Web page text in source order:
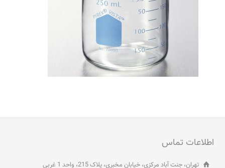
اطلاعات تماس
تهران، جنت آباد مرکزی، خیابان مخبری، پلاک 215، واحد 1 غربی